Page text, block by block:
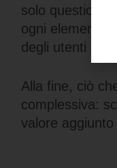
solo questione
ogni elemento
degli utenti
Alla fine, ciò
complessiva:
valore